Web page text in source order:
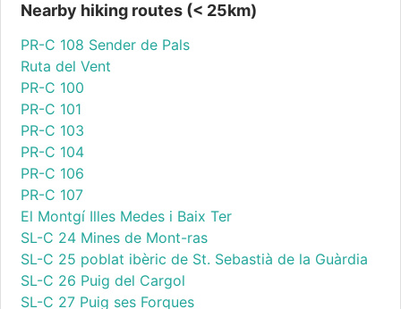
Nearby hiking routes (< 25km)
PR-C 108 Sender de Pals
Ruta del Vent
PR-C 100
PR-C 101
PR-C 103
PR-C 104
PR-C 106
PR-C 107
El Montgí Illes Medes i Baix Ter
SL-C 24 Mines de Mont-ras
SL-C 25 poblat ibèric de St. Sebastià de la Guàrdia
SL-C 26 Puig del Cargol
SL-C 27 Puig ses Forques